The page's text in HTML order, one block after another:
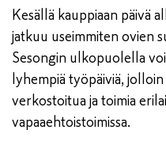
Kesällä kauppiaan päivä
jatkuu useimmiten ovien
Sesongin ulkopuolella
lyhempiä työpäiviä,
verkostoitua ja toimia
vapaaehtoistoimissa.